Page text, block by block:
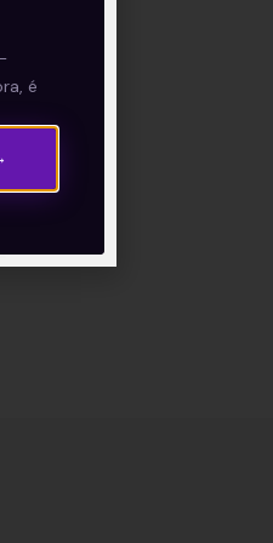
é